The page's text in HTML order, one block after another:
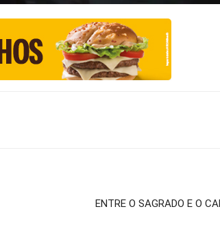
ENTRE O SAGRADO E O